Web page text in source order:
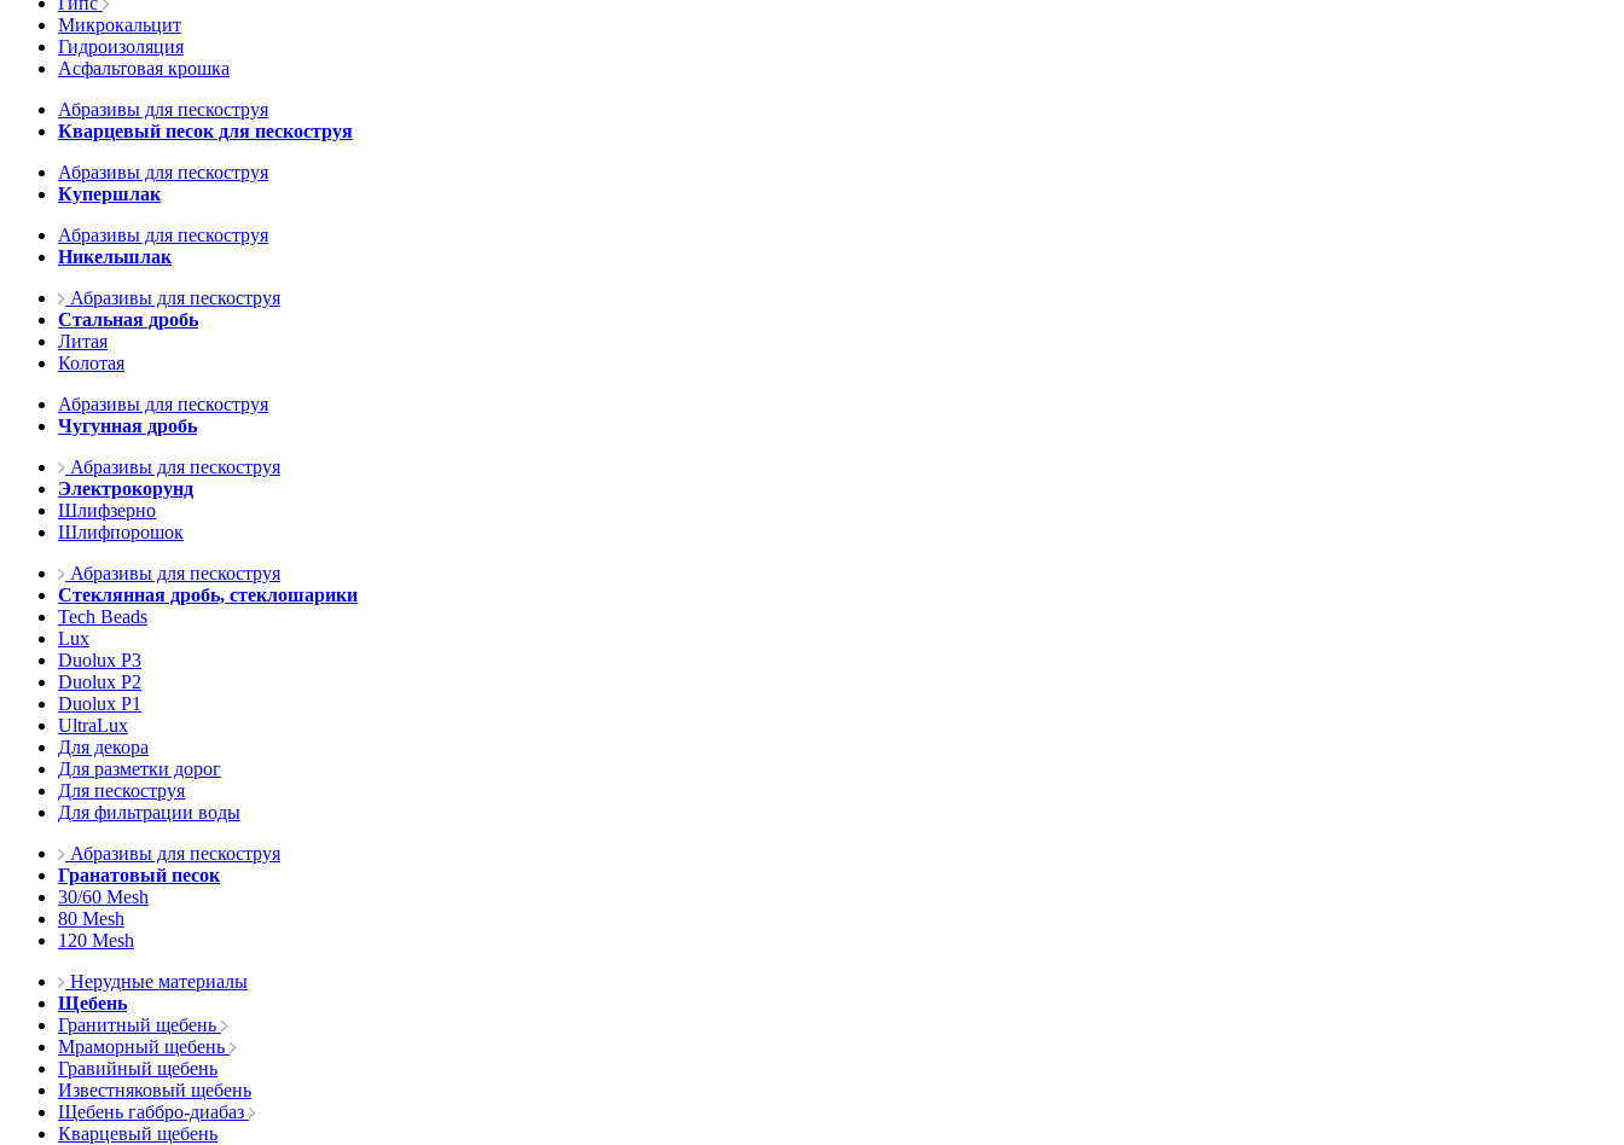
Микрокальцит
Гидроизоляция
Асфальтовая крошка
Абразивы для пескоструя
Кварцевый песок для пескоструя
Абразивы для пескоструя
Купершлак
Абразивы для пескоструя
Никельшлак
Абразивы для пескоструя
Стальная дробь
Литая
Колотая
Абразивы для пескоструя
Чугунная дробь
Абразивы для пескоструя
Электрокорунд
Шлифзерно
Шлифпорошок
Абразивы для пескоструя
Стеклянная дробь, стеклошарики
Tech Beads
Lux
Duolux P3
Duolux P2
Duolux P1
UltraLux
Для декора
Для разметки дорог
Для пескоструя
Для фильтрации воды
Абразивы для пескоструя
Гранатовый песок
30/60 Mesh
80 Mesh
120 Mesh
Нерудные материалы
Щебень
Гранитный щебень
Мраморный щебень
Гравийный щебень
Известняковый щебень
Щебень габбро-диабаз
Кварцевый щебень